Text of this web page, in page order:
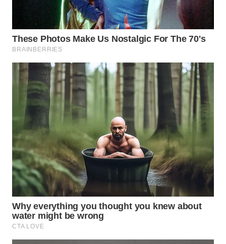
MADURA
WN
SURABAYA
NATUNA
WN
BINTAN
WN
MANDALIKA
WN
LIKUPANG
WN
LABUANBAJO